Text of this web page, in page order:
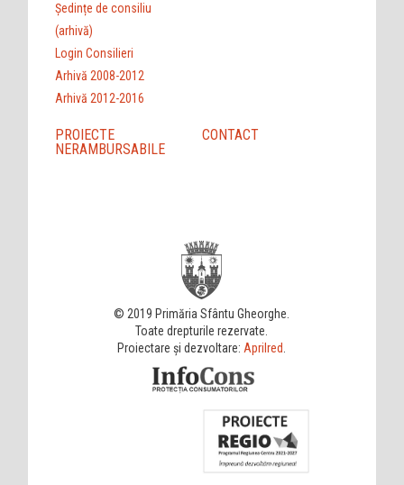
Ședințe de consiliu
(arhivă)
Login Consilieri
Arhivă 2008-2012
Arhivă 2012-2016
PROIECTE
NERAMBURSABILE
CONTACT
© 2019 Primăria Sfântu Gheorghe.
Toate drepturile rezervate.
Proiectare și dezvoltare: Aprilred